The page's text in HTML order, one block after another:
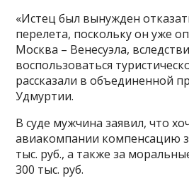
«Истец был вынужден
перелета, поскольку он уже
Москва – Венесуэла,
воспользоваться
рассказали в объединенной
Удмуртии.
В суде мужчина заявил, что
авиакомпании компенсацию
тыс. руб., а также за
300 тыс. руб.